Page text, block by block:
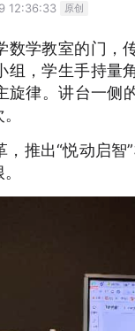
12:36:33 原创
数学教室的门，
组，学生手持
旋律。讲台一侧
推出“悦动启